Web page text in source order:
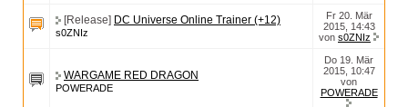
[Release] DC Universe Online Trainer (+12)
s0ZNIz
Fr 20. Mär
2015, 14:43
von s0ZNIz
WARGAME RED DRAGON
POWERADE
Do 19. Mär
2015, 10:47
von
POWERADE